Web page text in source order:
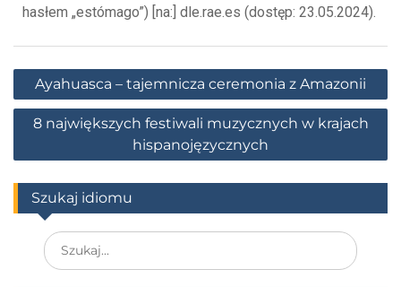
hasłem „estómago”) [na:] dle.rae.es (dostęp: 23.05.2024).
Ayahuasca – tajemnicza ceremonia z Amazonii
8 największych festiwali muzycznych w krajach
hispanojęzycznych
Szukaj idiomu